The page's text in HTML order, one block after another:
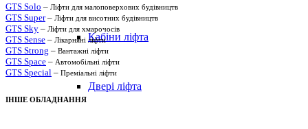
Кабіни ліфта
Двері ліфта
GTS Solo – Ліфти для малоповерхових будівництв
GTS Super– Ліфти для висотних будівництв
GTS Sky – Ліфти для хмарочосів
GTS Sense – Лікарняні ліфти
GTS Strong – Вантажні ліфти
GTS Space – Автомобільні ліфти
GTS Special – Преміальні ліфти
ІНШЕ ОБЛАДНАННЯ